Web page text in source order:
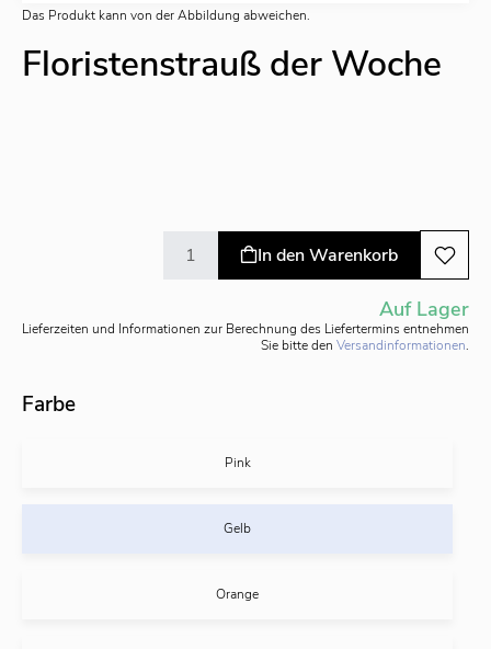
Das Produkt kann von der Abbildung abweichen.
Floristenstrauß der Woche
In den Warenkorb
Auf Lager
Lieferzeiten und Informationen zur Berechnung des Liefertermins entnehmen
Sie bitte den Versandinformationen.
Farbe
Pink
Gelb
Orange